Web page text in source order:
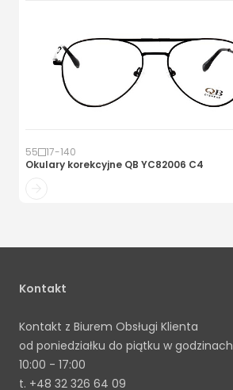
55 17-140
Okulary korekcyjne QB YC82006 C4
Kontakt
Kontakt z Biurem Obsługi Klienta
od poniedziałku do piątku w godzinach
10:00 - 17:00
t. +48 32 326 64 09